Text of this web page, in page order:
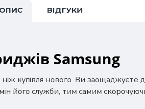
ОПИС ВІДГУКИ
Samsung
купівля нового. Ви заощаджуєте
його служби, тим самим